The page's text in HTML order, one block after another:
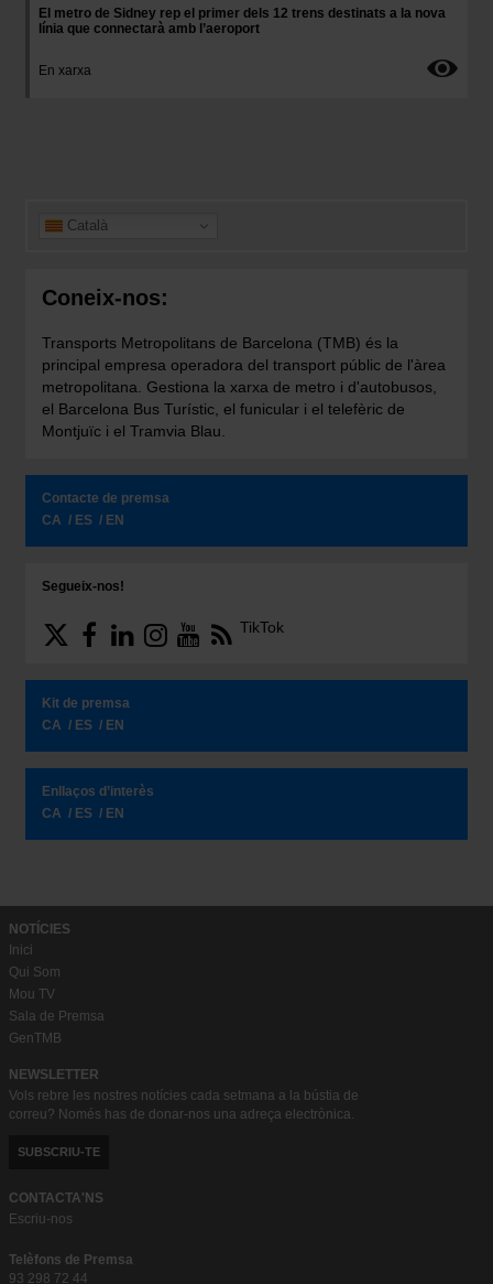
El metro de Sidney rep el primer dels 12 trens destinats a la nova
línia que connectarà amb l’aeroport
En xarxa
Català
Coneix-nos:
Transports Metropolitans de Barcelona (TMB) és la
principal empresa operadora del transport públic de l'àrea
metropolitana. Gestiona la xarxa de metro i d'autobusos,
el Barcelona Bus Turístic, el funicular i el telefèric de
Montjuïc i el Tramvia Blau.
Contacte de premsa
CA
ES EN
Segueix-nos!
TikTok
Kit de premsa
CA
ES EN
Enllaços d’interès
CA
ES EN
NOTÍCIES
Inici
Qui Som
Mou TV
Sala de Premsa
GenTMB
NEWSLETTER
Vols rebre les nostres notícies cada setmana a la bústia de
correu? Només has de donar-nos una adreça electrònica.
SUBSCRIU-TE
CONTACTA'NS
Escriu-nos
Telèfons de Premsa
93 298 72 44